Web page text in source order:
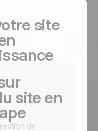
site
site en
de